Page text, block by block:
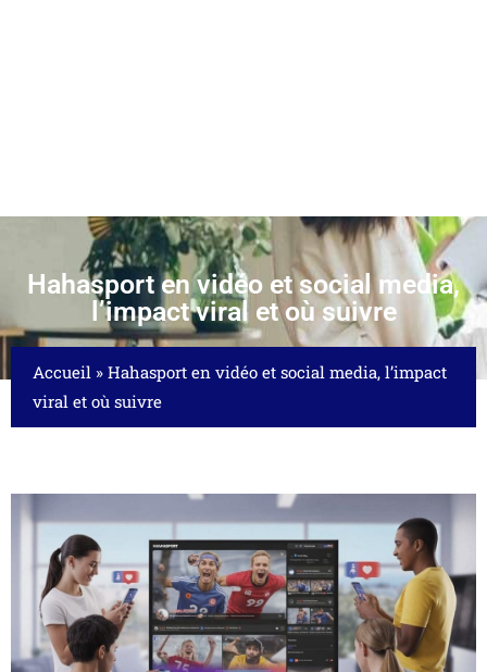
Hahasport en vidéo et social media,
l’impact viral et où suivre
Accueil » Hahasport en vidéo et social media, l’impact
viral et où suivre